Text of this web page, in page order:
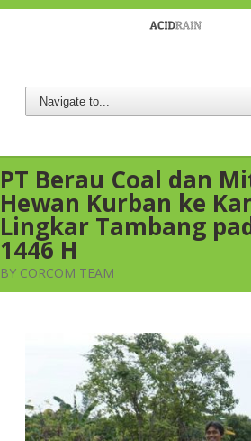
PT Berau Coal dan
Hewan Kurban ke
Lingkar Tambang
1446 H
BY CORCOM TEAM